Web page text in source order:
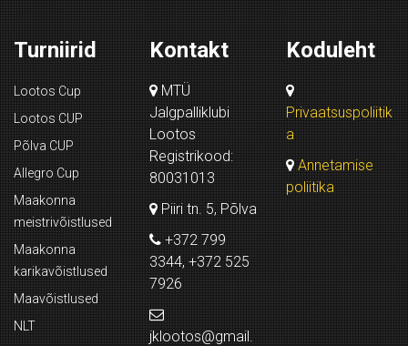
Turniirid
Lootos Cup
Lootos CUP
Põlva CUP
Allegro Cup
Maakonna
meistrivõistlused
Maakonna
karikavõistlused
Maavõistlused
NLT
Kontakt
MTÜ
Jalgpalliklubi
Lootos
Registrikood:
80031013
Piiri tn. 5, Põlva
+372 799
3344, +372 525
7926
jklootos@gmail.
Koduleht
Privaatsuspoliitik
a
Annetamise
poliitika